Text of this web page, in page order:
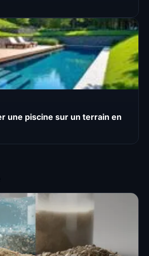
une piscine sur un terrain en